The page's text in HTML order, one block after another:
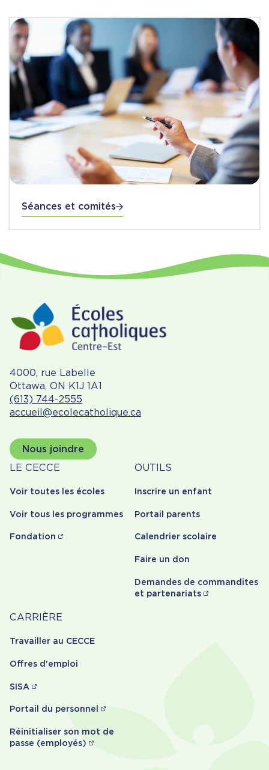
Séances et comités
4000, rue Labelle
Ottawa, ON K1J 1A1
(613) 744-2555
accueil@ecolecatholique.ca
Nous joindre
À
propos
LE CECCE
Voir toutes les écoles
Voir tous les programmes
Fondation
Outils
OUTILS
Inscrire un enfant
Portail parents
Calendrier scolaire
Faire un don
Demandes de commandites
et partenariats
Carrière
CARRIÈRE
Travailler au CECCE
Offres d'emploi
SISA
Portail du personnel
Réinitialiser son mot de
passe (employés)